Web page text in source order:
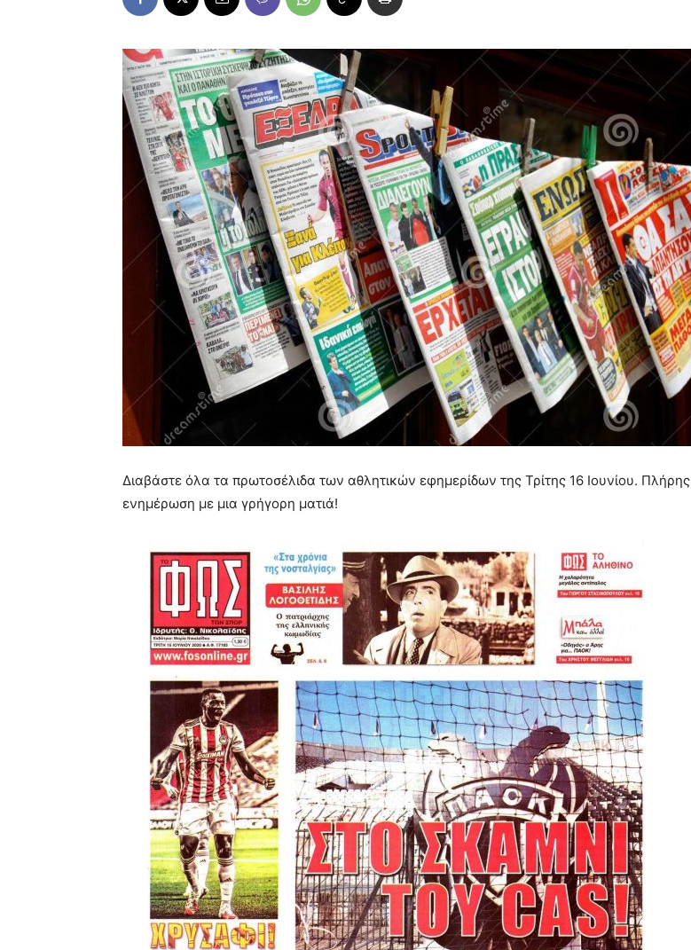
Διαβάστε όλα τα πρωτοσέλιδα των αθλητικών εφημερίδων της Τρίτης 16 Ιουνίου. Πλήρης
ενημέρωση με μια γρήγορη ματιά!